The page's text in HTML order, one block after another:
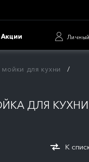
Акции
для кухни
ДЛЯ КУХНИ
К